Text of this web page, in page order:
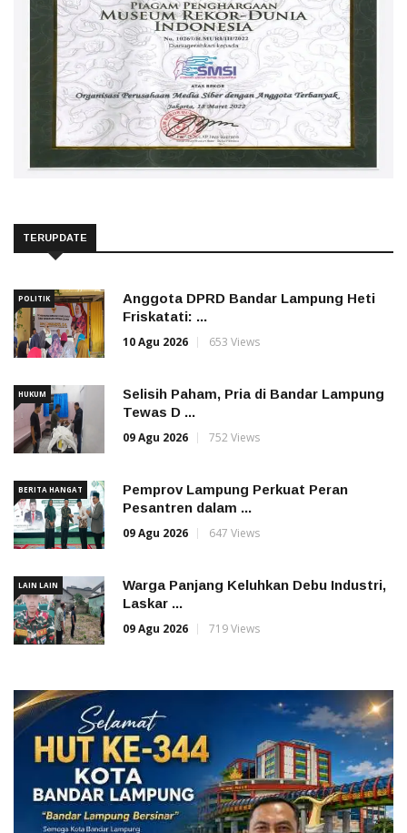
TERUPDATE
POLITIK
Anggota DPRD Bandar Lampung Heti
Friskatati: ...
10 Agu 2026
653 Views
HUKUM
Selisih Paham, Pria di Bandar Lampung
Tewas D ...
09 Agu 2026
752 Views
BERITA HANGAT
Pemprov Lampung Perkuat Peran
Pesantren dalam ...
09 Agu 2026
647 Views
LAIN LAIN
Warga Panjang Keluhkan Debu Industri,
Laskar ...
09 Agu 2026
719 Views